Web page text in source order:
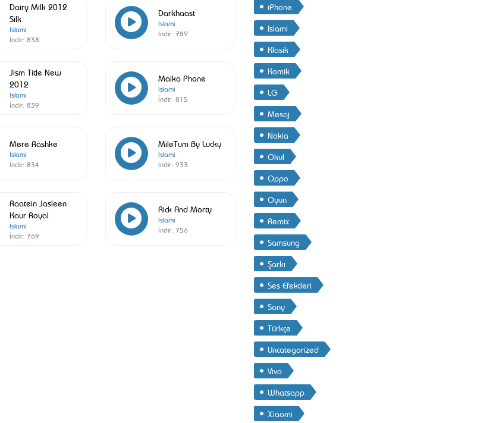
Dairy Milk 2012
Silk
Islami
İndir: 838
Darkhaast
Islami
İndir: 789
Jism Title New
2012
Islami
İndir: 839
Maika Phone
Islami
İndir: 815
Mere Rashke
Islami
İndir: 834
MileTum By Lucky
Islami
İndir: 933
Raatein Jasleen
Kaur Royal
Islami
İndir: 769
Rick And Morty
Islami
İndir: 756
iPhone
Islami
Klasik
Komik
LG
Mesaj
Nokia
Okul
Oppo
Oyun
Remix
Samsung
Şarkı
Ses Efektleri
Sony
Türkçe
Uncategorized
Vivo
Whatsapp
Xiaomi